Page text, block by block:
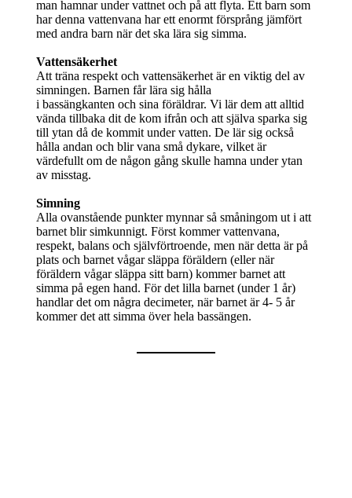
man hamnar under vattnet och på att flyta. Ett barn som
har denna vattenvana har ett enormt försprång jämfört
med andra barn när det ska lära sig simma.
Vattensäkerhet
Att träna respekt och vattensäkerhet är en viktig del av
simningen. Barnen får lära sig hålla
i bassängkanten och sina föräldrar. Vi lär dem att alltid
vända tillbaka dit de kom ifrån och att själva sparka sig
till ytan då de kommit under vatten. De lär sig också
hålla andan och blir vana små dykare, vilket är
värdefullt om de någon gång skulle hamna under ytan
av misstag.
Simning
Alla ovanstående punkter mynnar så småningom ut i att
barnet blir simkunnigt. Först kommer vattenvana,
respekt, balans och självförtroende, men när detta är på
plats och barnet vågar släppa föräldern (eller när
föräldern vågar släppa sitt barn) kommer barnet att
simma på egen hand. För det lilla barnet (under 1 år)
handlar det om några decimeter, när barnet är 4- 5 år
kommer det att simma över hela bassängen.